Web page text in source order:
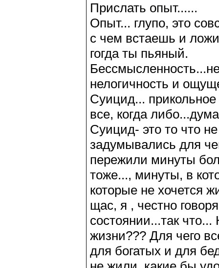
Прислать опыт......
Опыт... глупо, это
с чем встаешь и
гогда ты пьяный.
нелогичность и
Суицид... прикольное
все, когда
Суицид- это то что
задумывались для
пережили минуты
тоже..., минуты, в
которые не хочется
щас, я , честно
состоянии...так
жизни??? Для чего
для богатых и для